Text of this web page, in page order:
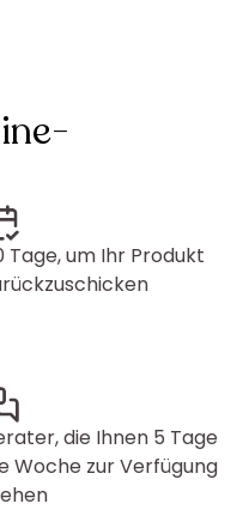
Tage, um Ihr Produkt
die Ihnen 5 Tage
Woche zur Verfügung